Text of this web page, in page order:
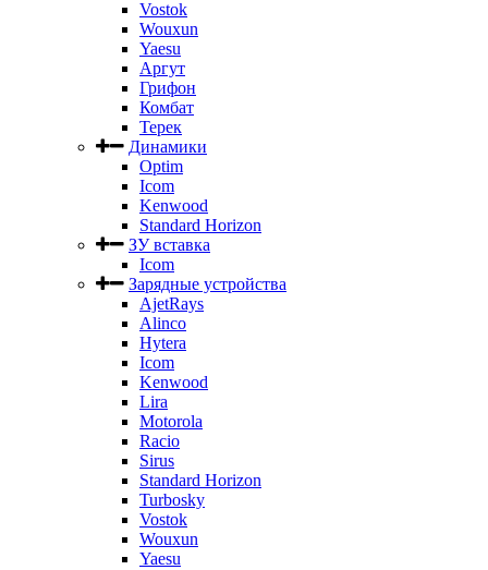
Vostok
Wouxun
Yaesu
Аргут
Грифон
Комбат
Терек
Динамики
Optim
Icom
Kenwood
Standard Horizon
ЗУ вставка
Icom
Зарядные устройства
AjetRays
Alinco
Hytera
Icom
Kenwood
Lira
Motorola
Racio
Sirus
Standard Horizon
Turbosky
Vostok
Wouxun
Yaesu